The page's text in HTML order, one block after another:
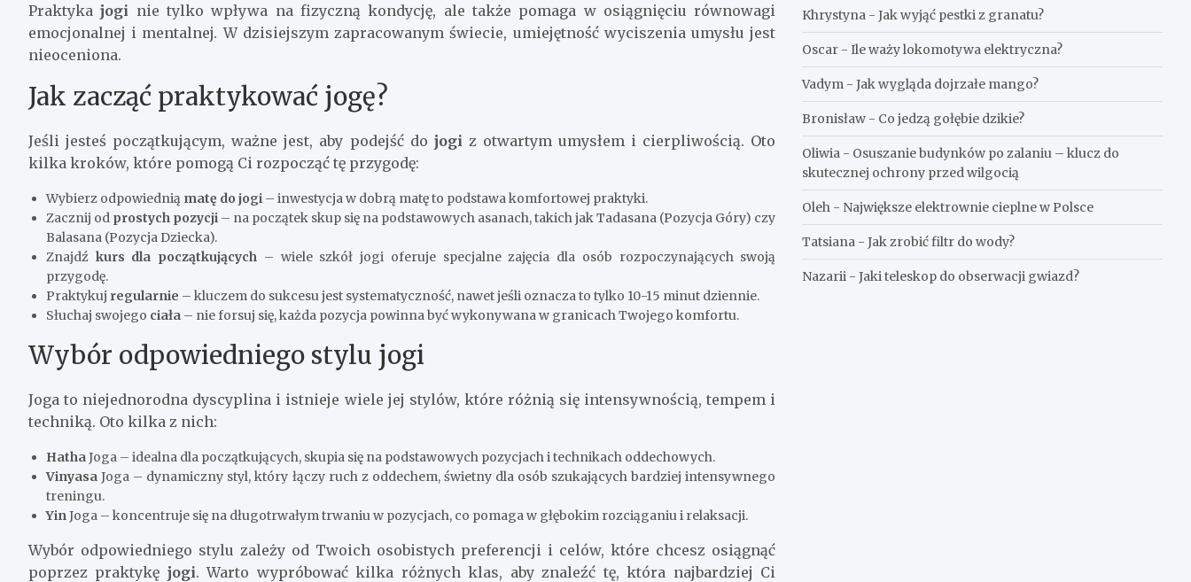
Praktykajogi nie tylko wpływa na fizyczną kondycję, ale także pomaga w osiągnięciu równowagi
emocjonalnej i mentalnej. W dzisiejszym zapracowanym świecie, umiejętność wyciszenia umysłu jest
nieoceniona.
Jak zacząć praktykować jogę?
Jeśli jesteś początkującym, ważne jest, aby podejść do jogi z otwartym umysłem i cierpliwością. Oto
kilka kroków, które pomogą Ci rozpocząć tę przygodę:
Wybierz odpowiednią matę do jogi – inwestycja w dobrą matę to podstawa komfortowej praktyki.
Zacznij od prostych pozycji – na początek skup się na podstawowych asanach, takich jak Tadasana (Pozycja Góry) czy
Balasana (Pozycja Dziecka).
Znajdź kurs dla początkujących – wiele szkół jogi oferuje specjalne zajęcia dla osób rozpoczynających swoją
przygodę.
Praktykuj regularnie – kluczem do sukcesu jest systematyczność, nawet jeśli oznacza to tylko 10-15 minut dziennie.
Słuchaj swojego ciała – nie forsuj się, każda pozycja powinna być wykonywana w granicach Twojego komfortu.
Wybór odpowiedniego stylu jogi
Joga to niejednorodna dyscyplina i istnieje wiele jej stylów, które różnią się intensywnością, tempem i
techniką. Oto kilka z nich:
HathaJoga – idealna dla początkujących, skupia się na podstawowych pozycjach i technikach oddechowych.
Vinyasa Joga – dynamiczny styl, który łączy ruch z oddechem, świetny dla osób szukających bardziej intensywnego
treningu.
YinJoga – koncentruje się na długotrwałym trwaniu w pozycjach, co pomaga w głębokim rozciąganiu i relaksacji.
Wybór odpowiedniego stylu zależy od Twoich osobistych preferencji i celów, które chcesz osiągnąć
poprzez praktykę jogi. Warto wypróbować kilka różnych klas, aby znaleźć tę, która najbardziej Ci
Khrystyna -Jak wyjąć pestki z granatu?
Oscar -Ile waży lokomotywa elektryczna?
Vadym -Jak wygląda dojrzałe mango?
Bronisław - Co jedzą gołębie dzikie?
Oliwia - Osuszanie budynków po zalaniu – klucz do
skutecznej ochrony przed wilgocią
Oleh - Największe elektrownie cieplne w Polsce
Tatsiana -Jak zrobić filtr do wody?
Nazarii -Jaki teleskop do obserwacji gwiazd?